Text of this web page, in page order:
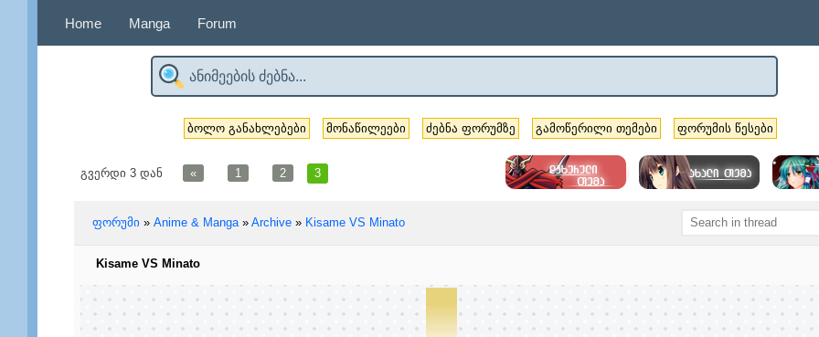
Home Manga Forum
ბოლო განახლებები მონაწილეები ძებნა ფორუმზე გამოწერილი თემები ფორუმის წესები
გვერდი 3დან « 1 2 3
ფორუმი » Anime & Manga » Archive » Kisame VS Minato
Kisame VS Minato